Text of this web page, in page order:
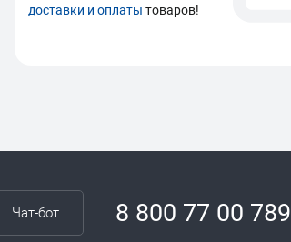
доставки и оплаты товаров!
Чат-бот 8 800 77 00 789